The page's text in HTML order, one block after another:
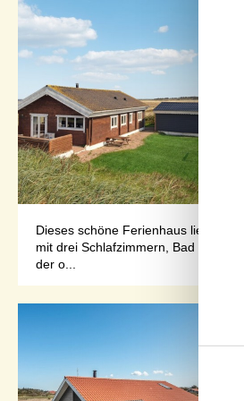
Dieses schöne Ferienhaus liegt im
mit drei Schlafzimmern, Bad und
der o...